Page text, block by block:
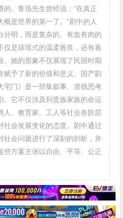
的。鲁迅先生曾经说：“在真正
是世界的第一了。”剧中的人
分明，而是复杂的、有血有肉的
仅是琼瑶式的温柔善良，还有着
。她的形象不仅展现了民国时期
赋予了新的价值和意义。国产剧
宅门》是一部集叙事、道德思考
。它不仅涉及到贵族家族的命运
人、教育家、工人等社会各阶层
社会发展变化的态度。剧中通过
社会问题进行了深刻的剖析，并
些方案主张以自由、平等、公正